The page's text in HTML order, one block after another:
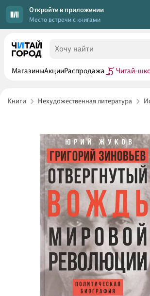
Откройте в приложении
Место встречи с книгами
МагазиныАкцииРаспродажа Читай-
Книги Нехудожественная литература